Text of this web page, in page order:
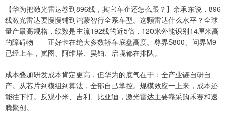
【华为把激光雷达卷到896线，其它车企还怎么跟？】余承东说，896
线激光雷达要慢慢铺到鸿蒙智行全系车型。这颗雷达什么水平？全球
量产最高规格，线数是主流192线的近5倍，120米外能识别14厘米高
的障碍物——正好卡在绝大多数轿车底盘高度。尊界S800、问界M9
已经上车，岚图、阿维塔、昊铂、启境都在排队。
成本叠加研发成本肯定更高，但华为的底气在于：全产业链自研自
产。从芯片到模组到算法，全部自己掌控。规模效应一上来，成本还
能往下打。反观小米、吉利、比亚迪，激光雷达主要靠采购禾赛和速
腾聚创。